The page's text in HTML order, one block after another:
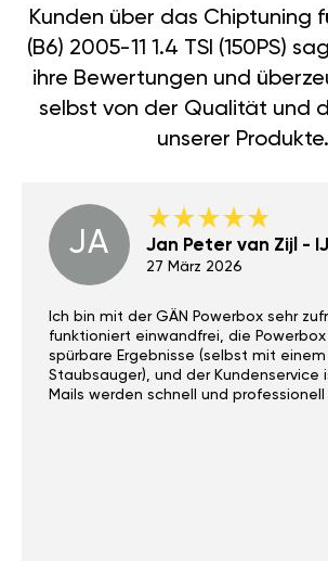
Kunden über das Chiptuning
(B6) 2005-11 1.4 TSI (150PS)
ihre Bewertungen und
selbst von der Qualität und
unserer Produkte.
JA Jan Peter van Zijl -
27 März 2026
Ich bin mit der GÄN Powerbox sehr
funktioniert einwandfrei, die
spürbare Ergebnisse (selbst mit einem
Staubsauger), und der Kundenservice
Mails werden schnell und